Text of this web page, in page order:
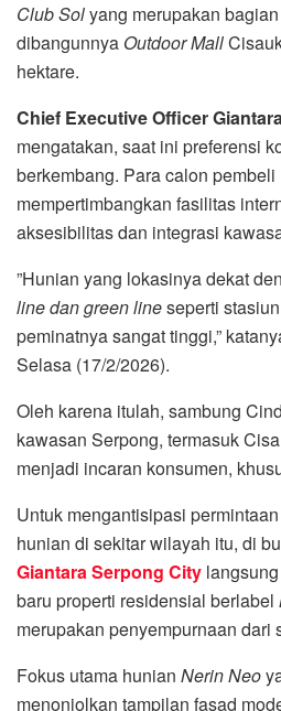
Club Solyang merupakan
dibangunnya Outdoor Mall
hektare.
Chief Executive Officer
mengatakan, saat ini preferensi
berkembang. Para calon
mempertimbangkan fasilitas
aksesibilitas dan integrasi
”Hunian yang lokasinya dekat
line dan green lineseperti
peminatnya sangat tinggi,”
Selasa (17/2/2026).
Oleh karena itulah, sambung
kawasan Serpong, termasuk
menjadi incaran konsumen,
Untuk mengantisipasi
hunian di sekitar wilayah itu, di
Giantara Serpong City
baru properti residensial berlabel
merupakan penyempurnaan dari
Fokus utama hunian Nerin Neo
menonjolkan tampilan fasad